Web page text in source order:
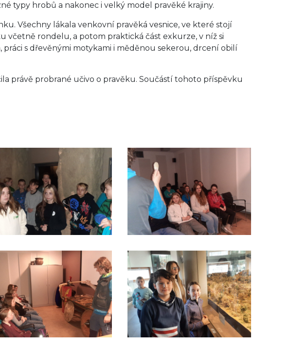
typy hrobů a nakonec i velký model pravěké krajiny.
Všechny lákala venkovní pravěká vesnice, ve které stojí
rondelu, a potom praktická část exkurze, v níž si
s dřevěnými motykami i měděnou sekerou, drcení obilí
právě probrané učivo o pravěku. Součástí tohoto příspěvku